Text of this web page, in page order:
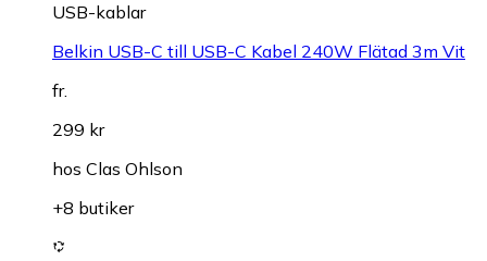
USB-kablar
Belkin USB-C till USB-C Kabel 240W Flätad 3m Vit
fr.
299 kr
hos Clas Ohlson
+8 butiker